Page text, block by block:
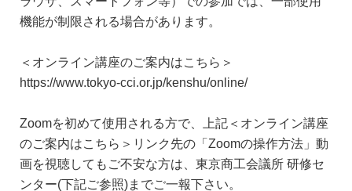
機能が制限される場合があります。
＜オンライン講座のご案内はこちら＞
https://www.tokyo-cci.or.jp/kenshu/online/
Zoomを初めて使用される方で、上記＜オンライン講座
のご案内はこちら＞リンク先の「Zoomの操作方法」動
画を視聴してもご不安な方は、東京商工会議所 研修セ
ンター(下記ご参照)までご一報下さい。